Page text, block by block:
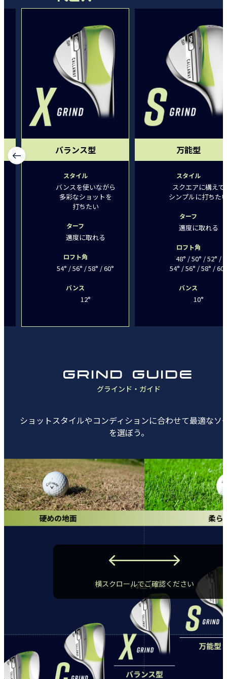
バランス型
スタイル
バンスを使いながら
多彩なショットを
打ちたい
ターフ
適度に取れる
ロフト角
54° / 56° / 58° / 60°
バンス
12°
万能型
スタイル
スクエアに構えて
シンプルに打ちた
ターフ
適度に取れる
ロフト角
48° / 50° / 52° /
54° / 56° / 58° / 60°
バンス
10°
GRIND GUIDE
グラインド・ガイド
ショットスタイルやコンディションに合わせて最適なソ
を選ぼう。
横スクロールでご確認ください